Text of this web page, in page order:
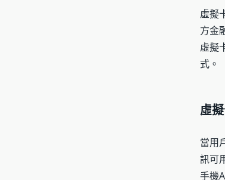
虛擬
方金
虛擬
式。
虛
當用
訊可
手機